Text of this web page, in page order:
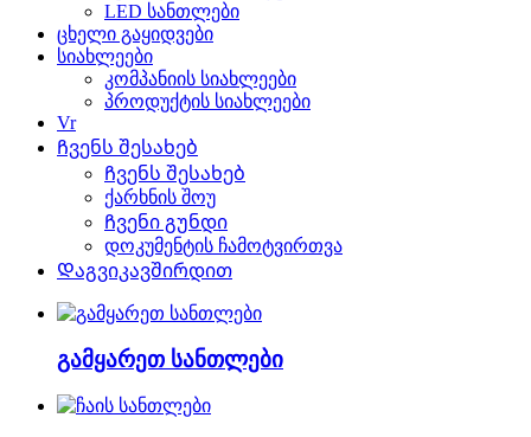
LED სანთლები
ცხელი გაყიდვები
სიახლეები
კომპანიის სიახლეები
პროდუქტის სიახლეები
Vr
Ჩვენს შესახებ
Ჩვენს შესახებ
ქარხნის შოუ
Ჩვენი გუნდი
დოკუმენტის ჩამოტვირთვა
Დაგვიკავშირდით
გამყარეთ სანთლები